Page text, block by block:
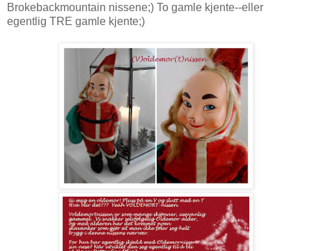
Brokebackmountain nissene;) To gamle kjente--eller
egentlig TRE gamle kjente;)